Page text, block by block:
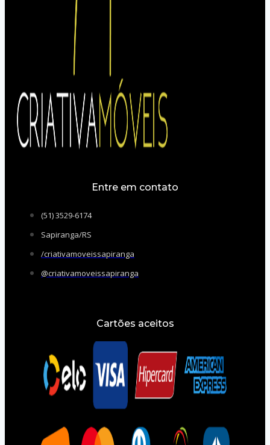
Entre em contato
(51) 3529-6174
Sapiranga/RS
/criativamoveissapiranga
@criativamoveissapiranga
Cartões aceitos